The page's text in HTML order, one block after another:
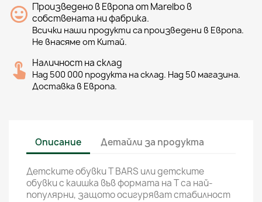
Произведено в Европа от Marelbo в
собствената ни фабрика.
Всички наши продукти са произведени в Европа.
Не внасяме от Китай.
Наличност на склад
Над 500 000 продукта на склад. Над 50 магазина.
Доставка в Европа.
Описание Детайли за продукта
Детските обувки Т BARS или детските
обувки с каишка във формата на Т са най-
популярни, защото осигуряват стабилност